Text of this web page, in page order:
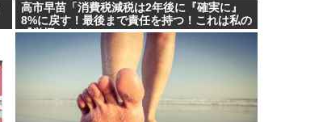
高市早苗「消費税減税は2年後に『確実に』
8%に戻す！最後まで責任を持つ！これは私の
『覚悟』だ！」